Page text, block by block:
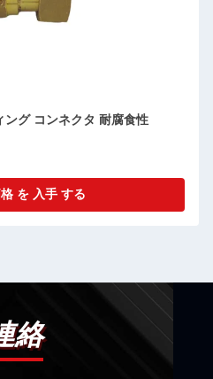
グ コンネクタ 耐腐食性
を 入手 する
絡